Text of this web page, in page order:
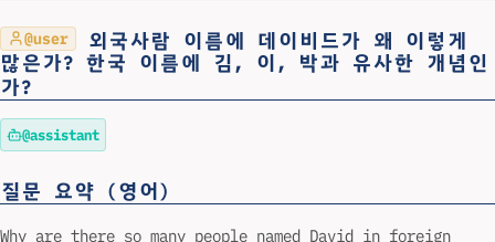
@user
외국사람 이름에 데이비드가 왜 이렇게
많은가? 한국 이름에 김, 이, 박과 유사한 개념인
가?
@assistant
질문 요약 (영어)
Why are there so many people named David in foreign